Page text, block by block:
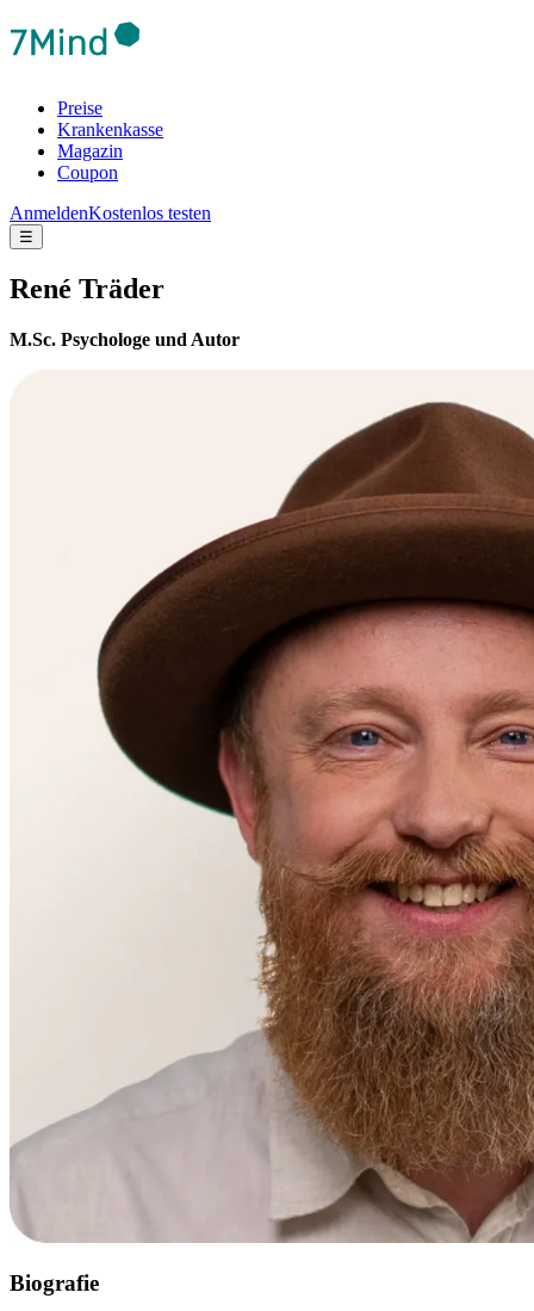
Preise
Krankenkasse
Magazin
Coupon
AnmeldenKostenlos testen
☰
René Träder
M.Sc. Psychologe und Autor
Biografie